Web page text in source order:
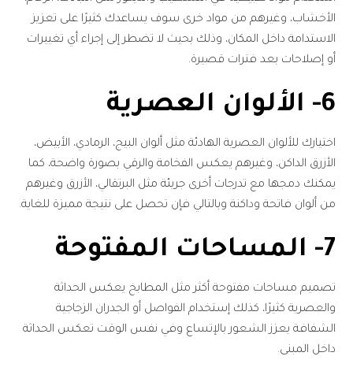
الأخشاب، وغيرهم من مواد خرى سوف يساعدك كثيرًا على تعزيز
الاستدامة داخل المكان، وذلك بحيث لا تضطر إلى إجراء أي تغييرات
أو إصلاحات بعد فترات قصيرة.
6- الألوان العصرية
اختيارك للألوان العصرية الهادئة مثل ألوان البيج، الرمادي، الأبيض،
الأزرق الداكن، وغيرهم يعكس الفخامة والرقي بصورة واضحة، كما
يمكنك دمجها مع تدرجات أخرى جريئة مثل البرتقالي، الأزرق وغيرهم
من ألوان فاتحة وداكنة وبالتالي فإن تحصل على نتيجة مميزة للغاية.
7- المساحات المفتوحة
تصميم مساحات مفتوحة أكثر مثل المطابخ يعكس الحداثة
والعصرية كثيرًا، كذلك إستخدام الفواصل أو الجدران الزجاجية
الشفافة يعزز الشعور بالإتساع وفي نفس الوقت تعكس الحداثة
داخل المبنى.